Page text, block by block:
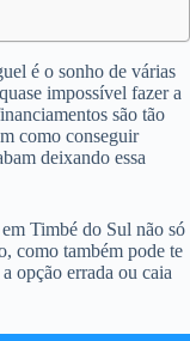
é o sonho de várias
impossível fazer a
são tão
como conseguir
deixando essa
Timbé do Sul não só
como também pode te
opção errada ou caia